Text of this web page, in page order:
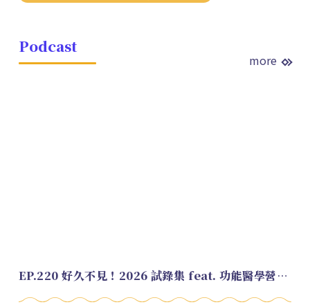
Podcast
more
EP.220 好久不見！2026 試錄集 feat. 功能醫學營養師 美寶